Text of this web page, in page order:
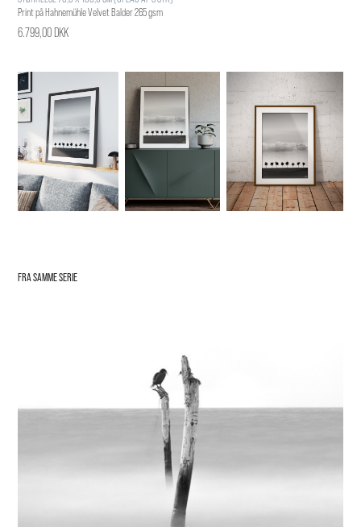
Print på Hahnemühle Velvet Balder 265 gsm
6.799,00 DKK
FRA SAMME SERIE